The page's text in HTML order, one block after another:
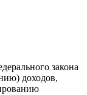
закона
доходов,